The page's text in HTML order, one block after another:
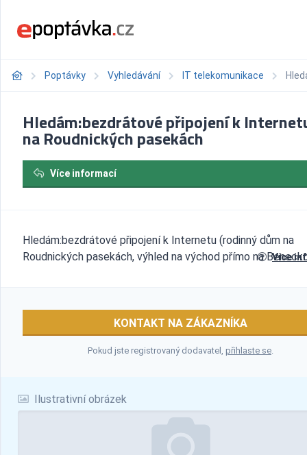
Poptávky Vyhledávání IT telekomunikace
Ilustrativní obrázek
Hledám:bezdrátové připojení k
na Roudnických pasekách
Více informací
Hledám:bezdrátové připojení k Internetu (rodinný dům na
Roudnických pasekách, výhled na východ přímo na
Více
KONTAKT NA ZÁKAZNÍKA
Pokud jste registrovaný dodavatel, přihlaste se.